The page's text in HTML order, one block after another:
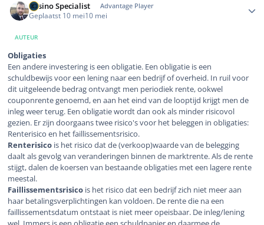
Casino Specialist Advantage Player
Geplaatst 10 mei10 mei
AUTEUR
Obligaties
Een andere investering is een obligatie. Een obligatie is een
schuldbewijs voor een lening naar een bedrijf of overheid. In ruil voor
dit uitgeleende bedrag ontvangt men periodiek rente, ookwel
couponrente genoemd, en aan het eind van de looptijd krijgt men de
inleg weer terug. Een obligatie wordt dan ook als minder risicovol
gezien. Er zijn doorgaans twee risico's voor het beleggen in obligaties:
Renterisico en het faillissementsrisico.
Renterisico is het risico dat de (verkoop)waarde van de belegging
daalt als gevolg van veranderingen binnen de marktrente. Als de rente
stijgt, dalen de koersen van bestaande obligaties met een lagere rente
meestal.
Faillissementsrisico is het risico dat een bedrijf zich niet meer aan
haar betalingsverplichtingen kan voldoen. De rente die na een
faillissementsdatum ontstaat is niet meer opeisbaar. De inleg/lening